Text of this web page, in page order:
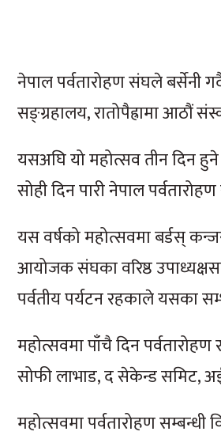
नेपाल पर्वतारोहण संघले बर्सेनी
सङ्ग्रहालय, रातोपैह्रामा आठौं
यसअघि यो महोत्सव तीन दिन हुने
सोही दिन पारी नेपाल
यस वर्षको महोत्सवमा बर्डस्
आयोजक संघका वरिष्ठ
पर्वतीय पर्यटन रहकाले यसका
महोत्सवमा पाँचै दिन पर्वतारोहण
सोफी लाभाड, द सेकेन्ड समिट,
महोत्सवमा पर्वतारोहण सम्बन्धी